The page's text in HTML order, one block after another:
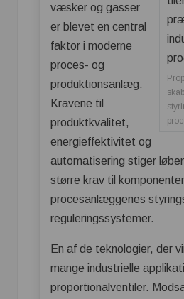
væsker og gasser
er blevet en central
faktor i moderne
proces- og
produktionsanlæg.
Kravene til
produktkvalitet,
energieffektivitet og
automatisering stiger
større krav til
procesanlæggenes
reguleringssystemer.
En af de teknologier, der
mange industrielle
proportionalventiler.